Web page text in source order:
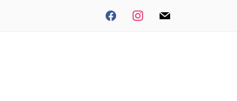
facebookinstagrammail